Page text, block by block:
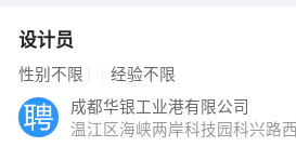
设计员
性别不限 经验不限
成都华银工业港有限公司
温江区海峡两岸科技园科兴路